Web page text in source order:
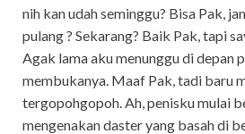
nih kan udah seminggu? Bisa Pak,
pulang ? Sekarang? Baik Pak, tapi
Agak lama aku menunggu di depan
membukanya. Maaf Pak, tadi baru
tergopohgopoh. Ah, penisku mulai
mengenakan daster yang basah di